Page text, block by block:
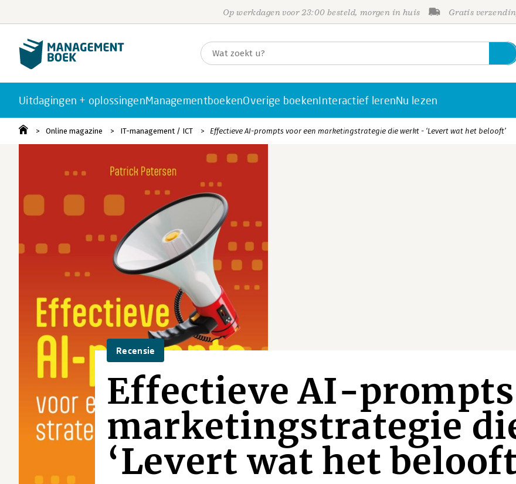
Op werkdagen voor 23:00 besteld, morgen in huis Gratis
Uitdagingen + oplossingenManagementboekenOverige boekenInteractief lerenNu lezen
Online magazine IT-management / ICT Effectieve AI-prompts voor een marketingstrategie die werkt - ‘Levert wat het belooft’
Recensie
Effectieve AI-
marketingstrategie
‘Levert wat het